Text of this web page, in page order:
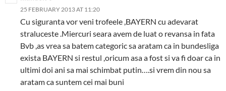
25 FEBRUARY 2013 AT 11:20
Cu siguranta vor veni trofeele ,BAYERN cu adevarat
straluceste .Miercuri seara avem de luat o revansa in fata
Bvb ,as vrea sa batem categoric sa aratam ca in bundesliga
exista BAYERN si restul ,oricum asa a fost si va fi doar ca in
ultimi doi ani sa mai schimbat putin….si vrem din nou sa
aratam ca suntem cei mai buni